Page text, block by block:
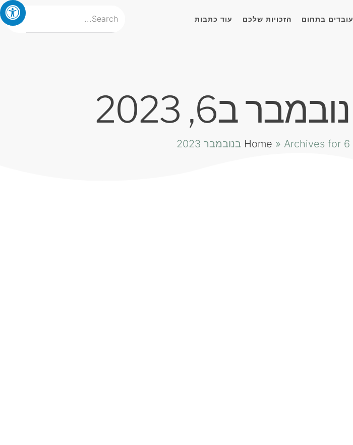
עובדים בתחום הזכויות שלכם עוד כתבות
נובמבר ב6, 2023
Home » Archives for 6 בנובמבר 2023